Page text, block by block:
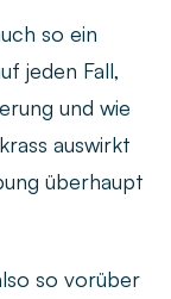
so ein
jeden Fall,
und wie
auswirkt
überhaupt
so vorüber